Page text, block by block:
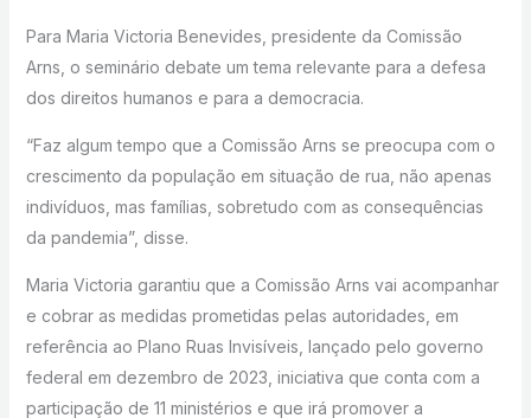
Para Maria Victoria Benevides, presidente da Comissão
Arns, o seminário debate um tema relevante para a defesa
dos direitos humanos e para a democracia.
“Faz algum tempo que a Comissão Arns se preocupa com o
crescimento da população em situação de rua, não apenas
indivíduos, mas famílias, sobretudo com as consequências
da pandemia”, disse.
Maria Victoria garantiu que a Comissão Arns vai acompanhar
e cobrar as medidas prometidas pelas autoridades, em
referência ao Plano Ruas Invisíveis, lançado pelo governo
federal em dezembro de 2023, iniciativa que conta com a
participação de 11 ministérios e que irá promover a